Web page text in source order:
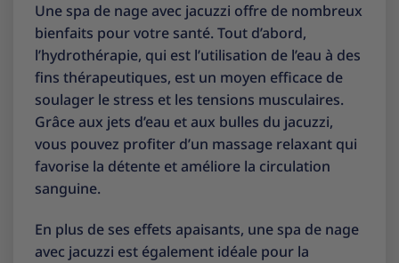
Une spa de nage avec jacuzzi offre de nombreux
bienfaits pour votre santé. Tout d’abord,
l’hydrothérapie, qui est l’utilisation de l’eau à des
fins thérapeutiques, est un moyen efficace de
soulager le stress et les tensions musculaires.
Grâce aux jets d’eau et aux bulles du jacuzzi,
vous pouvez profiter d’un massage relaxant qui
favorise la détente et améliore la circulation
sanguine.
En plus de ses effets apaisants, une spa de nage
avec jacuzzi est également idéale pour la